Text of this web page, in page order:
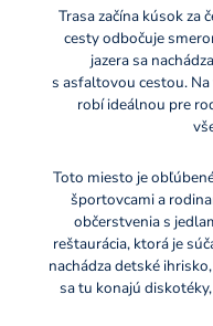
Trasa začína kúsok za
cesty odbočuje
jazera sa
s asfaltovou cestou. Na
robí ideálnou pre
Toto miesto je
športovcami a
občerstvenia s
reštaurácia, ktorá je
nachádza detské
sa tu konajú